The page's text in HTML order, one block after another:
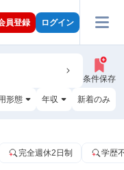
員登録 ログイン
条件保存
形態 年収 新着のみ
完全週休2日制 学歴